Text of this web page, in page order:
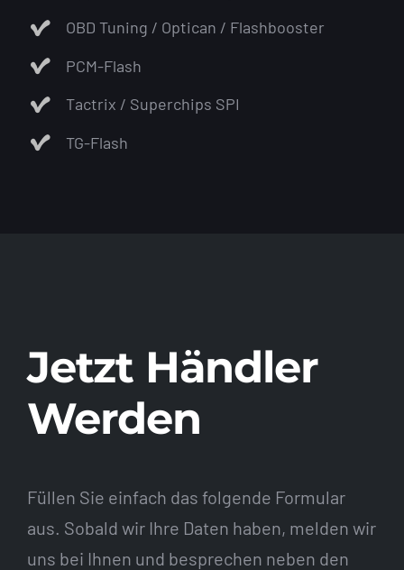
OBD Tuning / Optican / Flashbooster
PCM-Flash
Tactrix / Superchips SPI
TG-Flash
Jetzt Händler
Werden
Füllen Sie einfach das folgende Formular
aus. Sobald wir Ihre Daten haben, melden wir
uns bei Ihnen und besprechen neben den